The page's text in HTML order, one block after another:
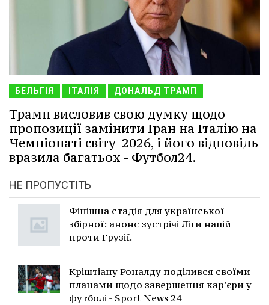
БЕЛЬГІЯ ІТАЛІЯ ДОНАЛЬД ТРАМП
Трамп висловив свою думку щодо
пропозиції замінити Іран на Італію на
Чемпіонаті світу-2026, і його відповідь
вразила багатьох - Футбол24.
НЕ ПРОПУСТІТЬ
Фінішна стадія для української
збірної: анонс зустрічі Ліги націй
проти Грузії.
Кріштіану Роналду поділився своїми
планами щодо завершення кар'єри у
футболі - Sport News 24